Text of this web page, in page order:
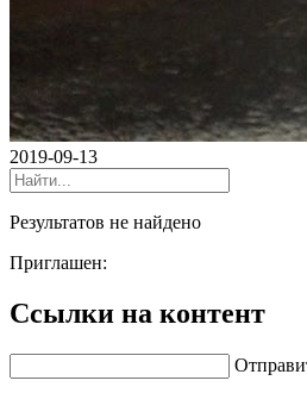
2019-09-13
Результатов не найдено
Приглашен:
Ссылки на контент